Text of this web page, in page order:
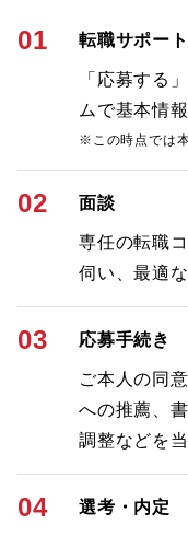
01 転職サポー
「応募する
ムで基本情
※この時点では
02 面談
専任の転職
伺い、最適
03 応募手続き
ご本人の同
への推薦、
調整などを
04 選考・内定